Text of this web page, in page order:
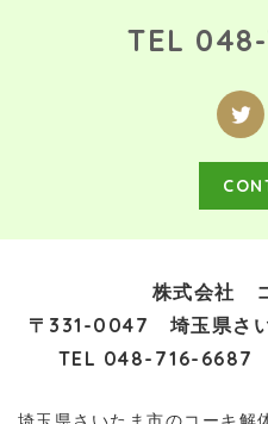
TEL
株式会社
〒331-0047 埼玉県さ
TEL 048-716-6687